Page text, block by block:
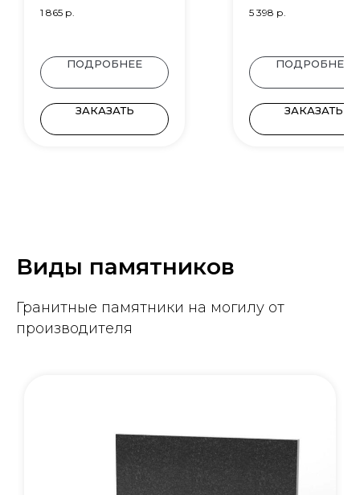
1 865 р.
ПОДРОБНЕЕ
ЗАКАЗАТЬ
5 398 р.
ПОДРОБНЕЕ
ЗАКАЗАТЬ
Виды памятников
Гранитные памятники на могилу от
производителя